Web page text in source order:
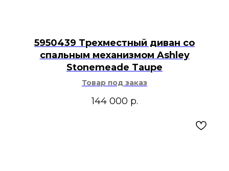
5950439 Трехместный диван со
спальным механизмом Ashley
Stonemeade Taupe
Товар под заказ
144 000 р.